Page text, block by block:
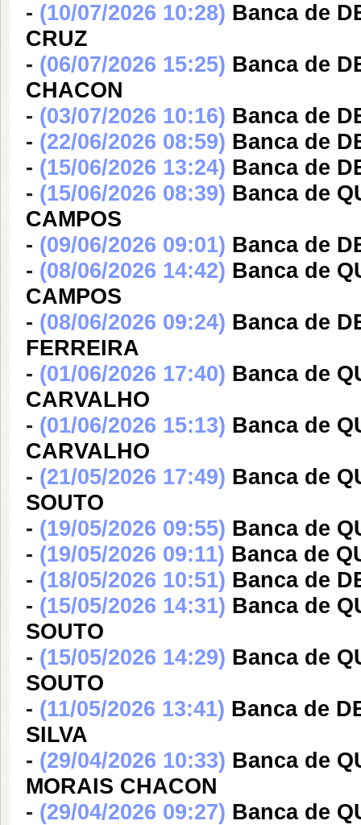
- (10/07/2026 10:28) Banca de
CRUZ
- (06/07/2026 15:25) Banca de
CHACON
- (03/07/2026 10:16) Banca de
- (22/06/2026 08:59) Banca de
- (15/06/2026 13:24) Banca de
- (15/06/2026 08:39) Banca de
CAMPOS
- (09/06/2026 09:01) Banca de
- (08/06/2026 14:42) Banca de
CAMPOS
- (08/06/2026 09:24) Banca de
FERREIRA
- (01/06/2026 17:40) Banca de
CARVALHO
- (01/06/2026 15:13) Banca de
CARVALHO
- (21/05/2026 17:49) Banca de
SOUTO
- (19/05/2026 09:55) Banca de
- (19/05/2026 09:11) Banca de
- (18/05/2026 10:51) Banca de
- (15/05/2026 14:31) Banca de
SOUTO
- (15/05/2026 14:29) Banca de
SOUTO
- (11/05/2026 13:41) Banca de
SILVA
- (29/04/2026 10:33) Banca de
MORAIS CHACON
- (29/04/2026 09:27) Banca de